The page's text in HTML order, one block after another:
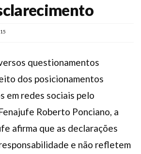
questionamentos
dos posicionamentos
em redes sociais pelo
Roberto Ponciano, a
afirma que as declarações
e não refletem